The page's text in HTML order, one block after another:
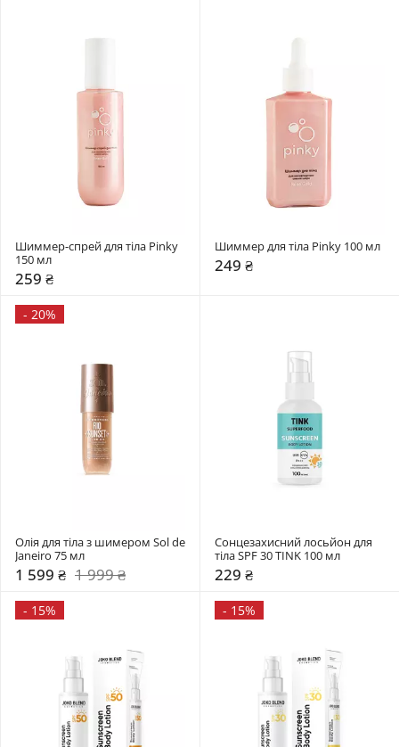
Шиммер-спрей для тіла Pinky
259 ₴
249 ₴
- 20%
Олія для тіла з шимером Sol de
1 599 ₴ 1 999 ₴
Сонцезахисний лосьйон для
229 ₴
- 15% - 15%